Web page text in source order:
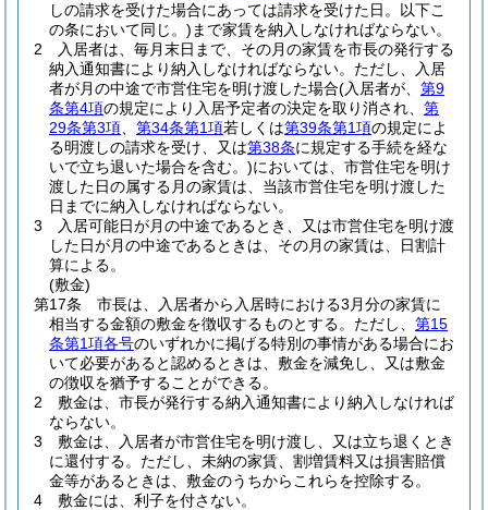
しの請求を受けた場合にあっては請求を受けた日。以下こ
の条において同じ。) まで家賃を納入しなければならない。
2
入居者は、毎月末日まで、その月の家賃を市長の発行する
納入通知書により納入しなければならない。 ただし、入居
者が月の中途で市営住宅を明け渡した場合(入居者が、 第9
条第4項の規定により入居予定者の決定を取り消され、 第
29条第3項
第34条第1項若しくは第39条第1項の規定によ
る明渡しの請求を受け、又は第38条に規定する手続を経な
いで立ち退いた場合を含む。)においては、市営住宅を明け
渡した日の属する月の家賃は、当該市営住宅を明け渡した
日までに納入しなければならない。
3
入居可能日が月の中途であるとき、又は市営住宅を明け渡
した日が月の中途であるときは、その月の家賃は、日割計
算による。
(敷金)
第17条
市長は、入居者から入居時における3月分の家賃に
相当する金額の敷金を徴収するものとする。 ただし、 第15
条第1項各号のいずれかに掲げる特別の事情がある場合にお
いて必要があると認めるときは、敷金を減免し、又は敷金
の徴収を猶予することができる。
2
敷金は、市長が発行する納入通知書により納入しなければ
ならない。
3
敷金は、入居者が市営住宅を明け渡し、又は立ち退くとき
に還付する。 ただし、未納の家賃、割増賃料又は損害賠償
金等があるときは、敷金のうちからこれらを控除する。
4
敷金には、利子を付さない。